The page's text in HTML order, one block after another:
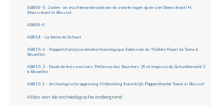
AB009-5 : Zaden- en vruchtenonderzoekvan de zwarte lagen op de site Steenstraat / H.
Mausstraat in Brussel
AB009-6
AB014 - La ferme de Scheut
AB015-3 - Rapport d'analyse dendrochronologique Extension du Théâtre Royal de Toone à
Bruxelles
AB015-2 - Etude de trois maisons Petite rue des Bouchers 29 et impasse du Schuddenveld 2
à Bruxelles
AB015-1 - Archeologische opgraving Uitbreiding Koninklijk Poppentheater Toone in Brussel
Atlas van de archeologische ondergrond